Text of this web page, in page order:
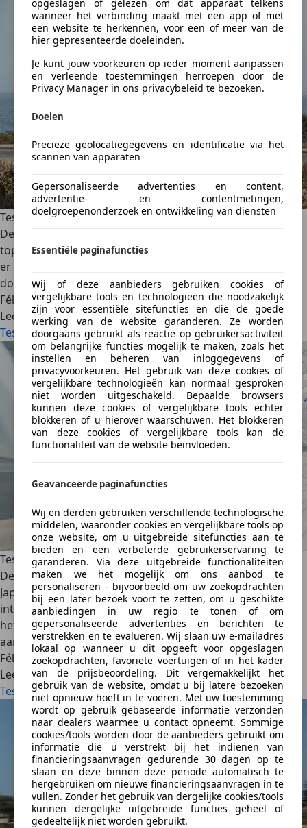
opgeslagen of gelezen om dat apparaat telkens
wanneer het verbinding maakt met een app of met
een website te herkennen, voor een of meer van de
hier gepresenteerde doeleinden.
Je kunt jouw voorkeuren op ieder moment aanpassen
en verleende toestemmingen herroepen door de
Privacy Manager in ons privacybeleid te bezoeken.
Doelen
Precieze geolocatiegegevens en identificatie via het
scannen van apparaten
Gepersonaliseerde advertenties en content,
advertentie- en contentmetingen,
doelgroepenonderzoek en ontwikkeling van diensten
Essentiële paginafuncties
Wij of deze aanbieders gebruiken cookies of
vergelijkbare tools en technologieën die noodzakelijk
zijn voor essentiële sitefuncties en die de goede
werking van de website garanderen. Ze worden
doorgaans gebruikt als reactie op gebruikersactiviteit
om belangrijke functies mogelijk te maken, zoals het
instellen en beheren van inloggegevens of
privacyvoorkeuren. Het gebruik van deze cookies of
vergelijkbare technologieën kan normaal gesproken
niet worden uitgeschakeld. Bepaalde browsers
kunnen deze cookies of vergelijkbare tools echter
blokkeren of u hierover waarschuwen. Het blokkeren
van deze cookies of vergelijkbare tools kan de
functionaliteit van de website beïnvloeden.
Geavanceerde paginafuncties
Wij en derden gebruiken verschillende technologische
middelen, waaronder cookies en vergelijkbare tools op
onze website, om u uitgebreide sitefuncties aan te
bieden en een verbeterde gebruikerservaring te
garanderen. Via deze uitgebreide functionaliteiten
maken we het mogelijk om ons aanbod te
personaliseren - bijvoorbeeld om uw zoekopdrachten
bij een later bezoek voort te zetten, om u geschikte
aanbiedingen in uw regio te tonen of om
gepersonaliseerde advertenties en berichten te
verstrekken en te evalueren. Wij slaan uw e-mailadres
lokaal op wanneer u dit opgeeft voor opgeslagen
zoekopdrachten, favoriete voertuigen of in het kader
van de prijsbeoordeling. Dit vergemakkelijkt het
gebruik van de website, omdat u bij latere bezoeken
niet opnieuw hoeft in te voeren. Met uw toestemming
wordt op gebruik gebaseerde informatie verzonden
naar dealers waarmee u contact opneemt. Sommige
cookies/tools worden door de aanbieders gebruikt om
informatie die u verstrekt bij het indienen van
financieringsaanvragen gedurende 30 dagen op te
slaan en deze binnen deze periode automatisch te
hergebruiken om nieuwe financieringsaanvragen in te
vullen. Zonder het gebruik van dergelijke cookies/tools
kunnen dergelijke uitgebreide functies geheel of
gedeeltelijk niet worden gebruikt.
Test: Lexus RX 350h, sierlijke elegantie (2024)
De Lexus RX is een Japanse gamechanger in het
topsegment. Naast een plug-in en performance-model is
er ook een instapper. Hoe bevalt de RX 350h? Autoscout24
doet de test!
Félix Bouland·04/01/2024 ·4 min gelezen
Lees meer
Test: Lexus RX 350h, sierlijke elegantie (2024)
Test: Lexus LBX, groots in klein zijn (2023)
De Lexus LBX mag dan wel het kleinste model van het
Japanse merk zijn, het betekent niet dat hij het minst
interessant is. De nieuwkomer heeft zijn zinnen gezet op
het B-segment, met premium ambities en een hybride-
aandrijflijn. Missie geslaagd?
Félix Bouland·21/12/2023·5 min gelezen
Lees meer
Test: Lexus LBX, groots in klein zijn (2023)